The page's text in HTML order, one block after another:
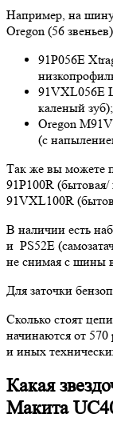
Например, на
Oregon (56
91P056E
91VXL056E
каленый зуб);
Oregon
(с
Так же вы можете
91P100R (бытовая/
91VXL100R
В наличии есть
и PS52E
не снимая с шины
Для заточки
Сколько стоят
начинаются от
и иных
Какая
Макита